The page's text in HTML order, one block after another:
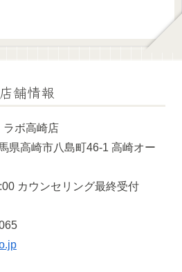
店舗情報
ラボ高崎店
県高崎市八島町46-1 高崎オー
カウンセリング最終受付